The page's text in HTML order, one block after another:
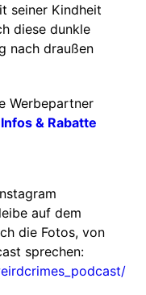
seiner Kindheit
diese dunkle
nach draußen
Werbepartner
& Rabatte
auf dem
die Fotos, von
sprechen: